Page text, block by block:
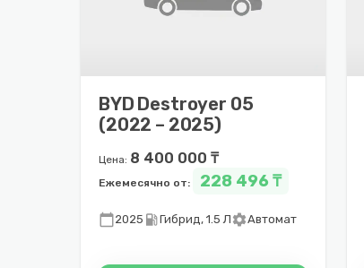
BYD Destroyer 05
(2022 – 2025)
Цена: 8 400 000 ₸
Ежемесячно от: 228 496 ₸
calendar_today2025 local_gas_stationГибрид, 1.5 Л settingsАвтомат